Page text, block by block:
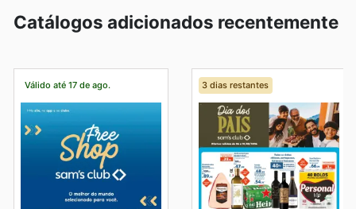
Catálogos adicionados recentemente
Válido até 17 de ago. 3 dias restantes